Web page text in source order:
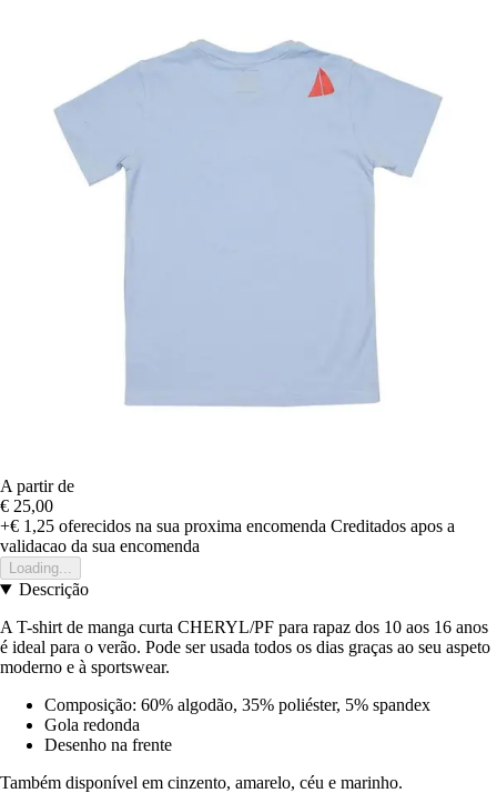
A partir de
€ 25,00
+€ 1,25 oferecidos na sua proxima encomenda Creditados apos a
validacao da sua encomenda
Loading...
Descrição
A T-shirt de manga curta CHERYL/PF para rapaz dos 10 aos 16 anos
é ideal para o verão. Pode ser usada todos os dias graças ao seu aspeto
moderno e à sportswear.
Composição: 60% algodão, 35% poliéster, 5% spandex
Gola redonda
Desenho na frente
Também disponível em cinzento, amarelo, céu e marinho.